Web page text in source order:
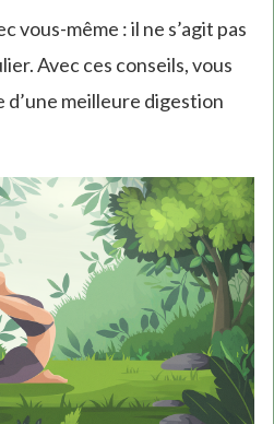
vous-même : il ne s’agit pas
Avec ces conseils, vous
d’une meilleure digestion